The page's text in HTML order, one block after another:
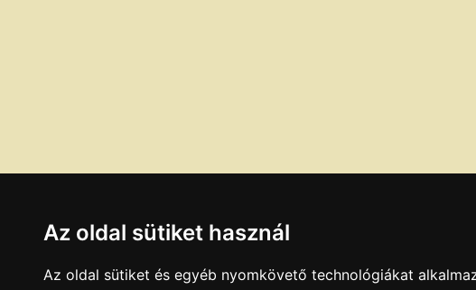
Az oldal sütiket használ
Az oldal sütiket és egyéb nyomkövető technológiákat